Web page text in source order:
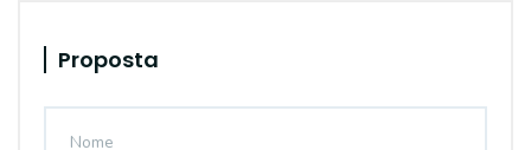
Proposta